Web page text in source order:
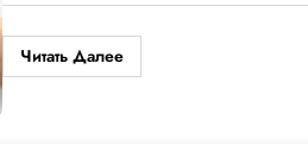
Читать Далее